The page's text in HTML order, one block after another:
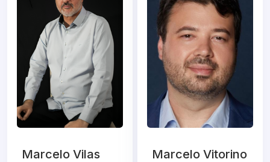
Marcelo Vilas
Marcelo Vitorino